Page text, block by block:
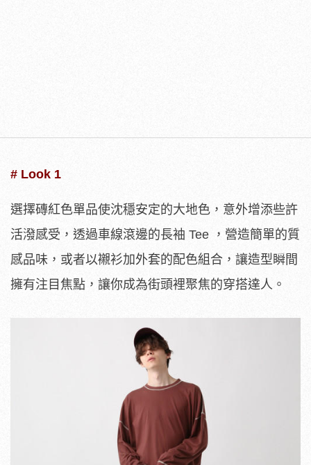
# Look 1
選擇磚紅色單品使沈穩安定的大地色，意外增添些許
活潑感受，透過車線滾邊的長袖 Tee ，營造簡單的質
感品味，或者以襯衫加外套的配色組合，讓造型瞬間
擁有注目焦點，讓你成為街頭裡聚焦的穿搭達人。